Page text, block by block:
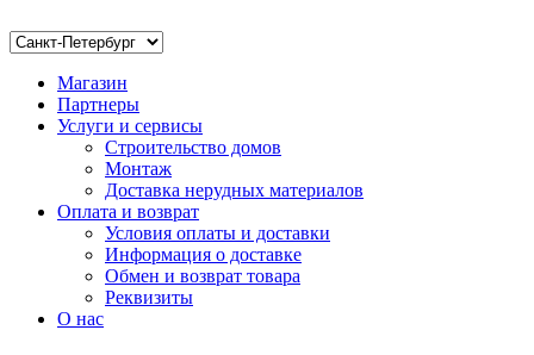
Магазин
Партнеры
Услуги и сервисы
Строительство домов
Монтаж
Доставка нерудных материалов
Оплата и возврат
Условия оплаты и доставки
Информация о доставке
Обмен и возврат товара
Реквизиты
О нас